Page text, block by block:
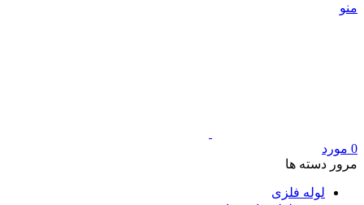
منو
0 مورد
مرور دسته ها
لوله فلزی